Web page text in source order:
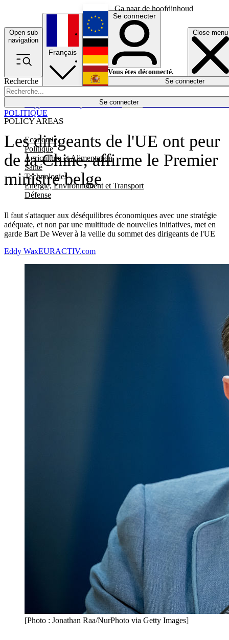
Ga naar de hoofdinhoud
Open sub
navigation
Close menu
Recherche
Se connecter
POLICY AREAS
Economie
Politique
Agriculture et Alimentation
Santé
Technologies
Energie, Environnement et Transport
Défense
Économie
Français
English
Deutsch
Español
Se connecter
Vous êtes déconnecté.
Se connecter
Les dirigeants de l'UE ont peur
de la Chine, affirme le Premier
ministre belge
Il faut s'attaquer aux déséquilibres économiques avec une stratégie
adéquate, et non par une multitude de nouvelles initiatives, met en
garde Bart De Wever à la veille du sommet des dirigeants de l'UE
POLITIQUE
Eddy WaxEURACTIV.com
[Photo : Jonathan Raa/NurPhoto via Getty Images]